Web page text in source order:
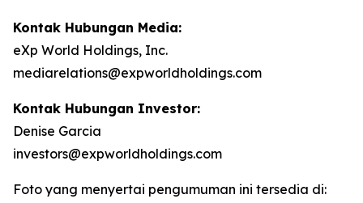
Kontak Hubungan Media:
eXp World Holdings, Inc.
mediarelations@expworldholdings.com
Kontak Hubungan Investor:
Denise Garcia
investors@expworldholdings.com
Foto yang menyertai pengumuman ini tersedia di: